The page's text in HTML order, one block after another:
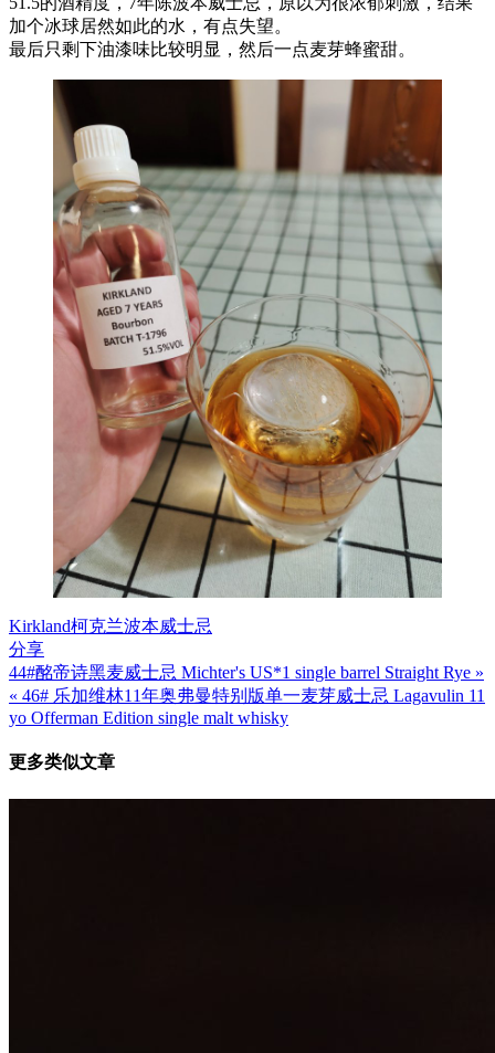
加个冰球居然如此的水，有点失望。
最后只剩下油漆味比较明显，然后一点麦芽蜂蜜甜。
Kirkland柯克兰波本威士忌
分享
文
章
导
44#酩帝诗黑麦威士忌 Michter's US*1 single barrel Straight Rye »
« 46# 乐加维林11年奥弗曼特别版单一麦芽威士忌 Lagavulin 11
yo Offerman Edition single malt whisky
更多类似文章